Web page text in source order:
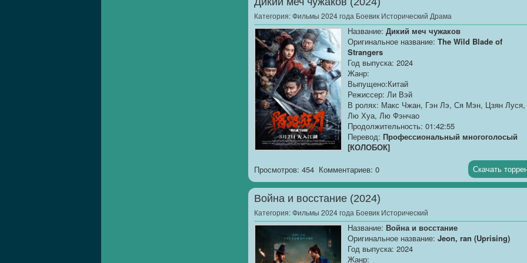
Категория:Фильмы 2024 года Боевик Исторический Драма
Название: Дикий меч чужаков
Оригинальное название: The Wild Blade of
Strangers
Год выпуска: 2024
Жанр:
Выпущено:Китай
Режиссер: Ли Вэй
В ролях: Макс Чжан, Гэн Лэ, Ся Мэн, Цзян Луся,
Лю Хуа, Лю Фэнчао
Продолжительность: 01:42:55
Перевод: Профессиональный многоголосый
[КОЛОБОК]
Качество:
В период хаоса, приближавшийся к концу
правления династии Тан, принц Лян узурпировал
власть и тайно устранил наследника престола.
Тянь Ань Е, скромный...
Просмотров: 454 Комментариев: 0 Скачать
Война и восстание (2024)
Категория:Фильмы 2024 года Боевик Исторический
Название: Война и восстание
Оригинальное название: Jeon, ran (Uprising)
Год выпуска: 2024
Жанр: